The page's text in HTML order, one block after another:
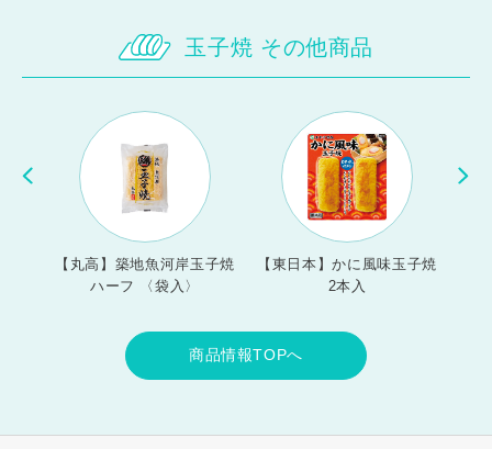
玉子焼 その他商品
【丸高】築地魚河岸玉子焼
ハーフ 〈袋入〉
【東日本】かに風味玉子焼
2本入
商品情報TOPへ